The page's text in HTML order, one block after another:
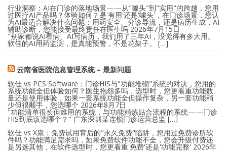
行业洞察：AI在门诊的落地场景——从"噱头"到"实用"的跨越，您用
过医疗AI产品吗？体验如何？是'有用'还是'噱头'，在门诊场景，您认
为AI最适合解决什么问题：用药安全、分诊导流，还是病历生成，AI
辅助诊断，您能接受最终责任在医生吗 2026年7月15日
"别家都说AI看病、AI写病历，我们用了三年AI，没觉得有多大用。
软佳的AI用药监测，是真能预警，不是花架子。 […]
云南省医院信息管理系统 – 最新问题
软佳 vs PCS Software：门诊HIS与"功能堆砌"系统的对决，您用的
系统功能全但体验如何？医生抱怨多吗，选型时，您更看重功能数
量还是使用体验，如果一套系统功能全但操作复杂，另一套功能稍
少但很顺手，您选哪个 2026年8月7日
"功能清单很长但难用的系统，与功能精炼贴合流程的系统——门诊
HIS到底该选哪个？" 广东深圳某连锁门诊运营总监 […]
软佳 vs X康：免费试用背后的"永久免费"陷阱，您用过免费诊所软
件吗？功能满足需求吗，如果免费软件功能不全，您会升级付费还
是另选其他，在软件选型时，您更看重'免费'还是'功能完整' 2026年